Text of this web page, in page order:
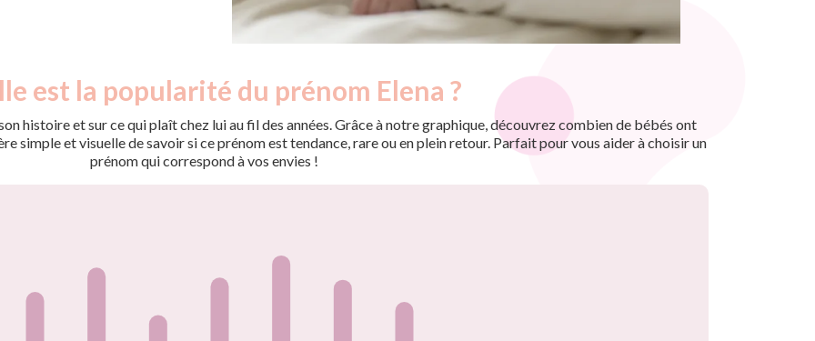
est la popularité du prénom Elena ?
histoire et sur ce qui plaît chez lui au fil des années. Grâce à notre graphique, découvrez combien de bébés ont
simple et visuelle de savoir si ce prénom est tendance, rare ou en plein retour. Parfait pour vous aider à choisir un
prénom qui correspond à vos envies !